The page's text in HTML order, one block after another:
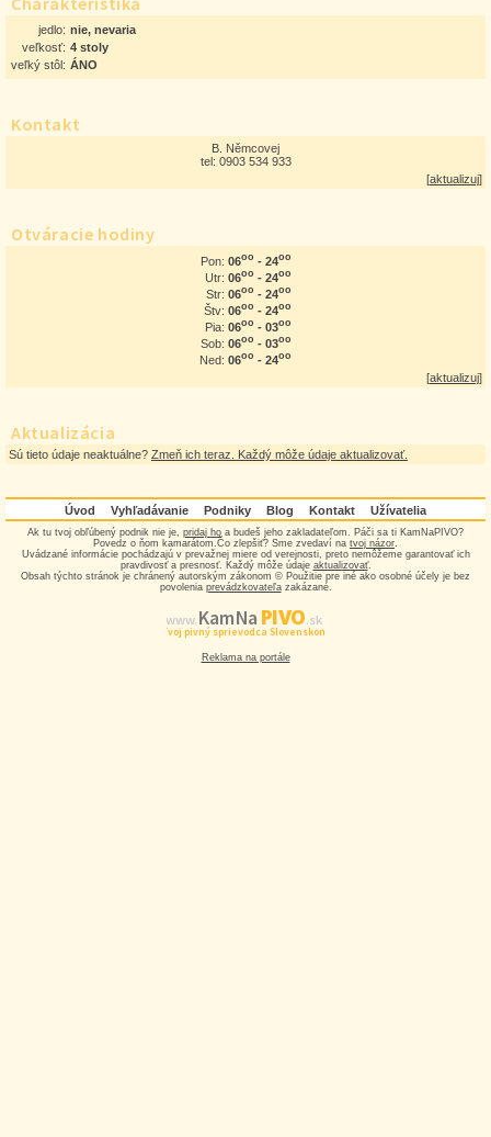
jedlo: nie, nevaria
veľkosť: 4 stoly
veľký stôl: ÁNO
Kontakt
B. Němcovej
tel: 0903 534 933
[aktualizuj]
Otváracie hodiny
Pon: 06oo - 24oo
Utr: 06oo - 24oo
Str: 06oo - 24oo
Štv: 06oo - 24oo
Pia: 06oo - 03oo
Sob: 06oo - 03oo
Ned: 06oo - 24oo
[aktualizuj]
Aktualizácia
Sú tieto údaje neaktuálne? Zmeň ich teraz. Každý môže údaje aktualizovať.
Úvod Vyhľadávanie Podniky Blog Kontakt Užívatelia
Ak tu tvoj obľúbený podnik nie je, pridaj ho a budeš jeho zakladateľom. Páči sa ti KamNaPIVO?
Povedz o ňom kamarátom.Čo zlepšiť? Sme zvedaví na tvoj názor.
Uvádzané informácie pochádzajú v prevažnej miere od verejnosti, preto nemôžeme garantovať ich
pravdivosť a presnosť. Každý môže údaje aktualizovať.
Obsah týchto stránok je chránený autorským zákonom © Použitie pre iné ako osobné účely je bez
povolenia prevádzkovateľazakázané.
www.Kam Na PIVO.sk
Tvoj pivný sprievodca Slovenskom
Reklama na portále